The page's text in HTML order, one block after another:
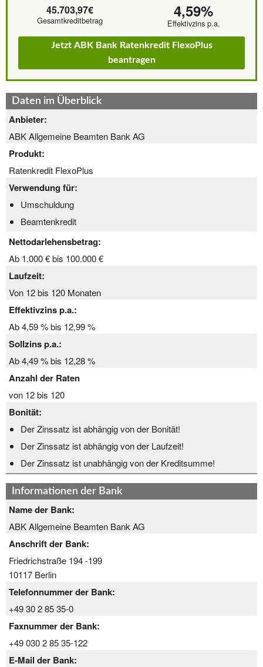
4,59%
Effektivzins p.a.
45.703,97€
Gesamtkreditbetrag
Jetzt ABK Bank Ratenkredit FlexoPlus
beantragen
Daten im Überblick
Anbieter:
ABK Allgemeine Beamten Bank AG
Produkt:
Ratenkredit FlexoPlus
Verwendung für:
Umschuldung
Beamtenkredit
Nettodarlehensbetrag:
Ab 1.000 € bis 100.000 €
Laufzeit:
Von 12 bis 120 Monaten
Effektivzins p.a.:
Ab 4,59 % bis 12,99 %
Sollzins p.a.:
Ab 4,49 % bis 12,28 %
Anzahl der Raten
von 12 bis 120
Bonität:
Der Zinssatz ist abhängig von der Bonität!
Der Zinssatz ist abhängig von der Laufzeit!
Der Zinssatz ist unabhängig von der Kreditsumme!
Informationen der Bank
Name der Bank:
ABK Allgemeine Beamten Bank AG
Anschrift der Bank:
Friedrichstraße 194 -199
10117 Berlin
Telefonnummer der Bank:
+49 30 2 85 35-0
Faxnummer der Bank:
+49 030 2 85 35-122
E-Mail der Bank: